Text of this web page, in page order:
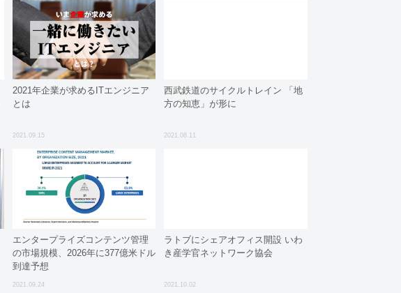
2021年企業が求めるITエンジニア
とは
2021.09.15
西武鉄道のサイクルトレイン 「地
方の知恵」が形に
2021.08.11
エンタープライズコンテンツ管理
の市場規模、2026年に377億米ドル
到達予想
2021.09.24
ラトブにシェアオフィス開設 いわ
き産学官ネットワーク協会
2021.10.02